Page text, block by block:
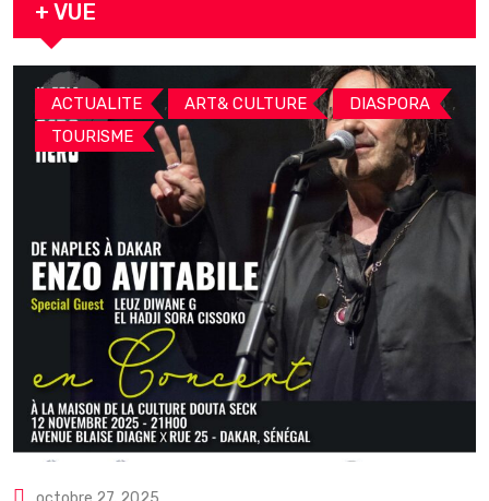
+ VUE
ACTUALITE , ART& CULTURE , DIASPORA ,
TOURISME